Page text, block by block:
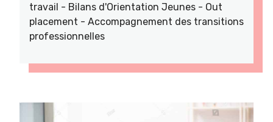
travail - Bilans d'Orientation Jeunes - Out
placement - Accompagnement des transitions
professionnelles